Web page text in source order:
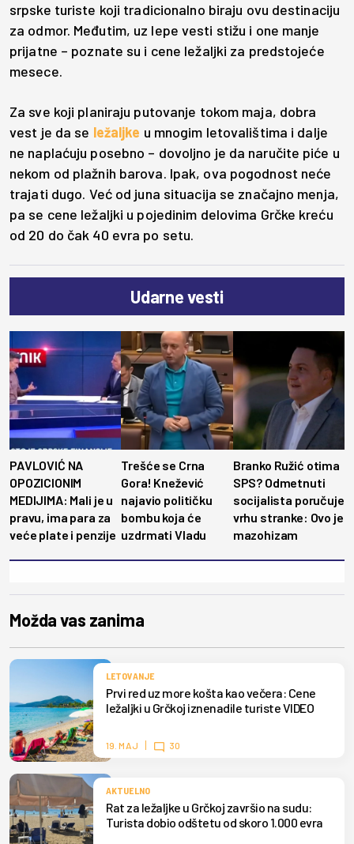
srpske turiste koji tradicionalno biraju ovu destinaciju
za odmor. Međutim, uz lepe vesti stižu i one manje
prijatne – poznate su i cene ležaljki za predstojeće
mesece.
Za sve koji planiraju putovanje tokom maja, dobra
vest je da se ležaljke u mnogim letovalištima i dalje
ne naplaćuju posebno – dovoljno je da naručite piće u
nekom od plažnih barova. Ipak, ova pogodnost neće
trajati dugo. Već od juna situacija se značajno menja,
pa se cene ležaljki u pojedinim delovima Grčke kreću
od 20 do čak 40 evra po setu.
Udarne vesti
PAVLOVIĆ NA
OPOZICIONIM
MEDIJIMA: Mali je u
pravu, ima para za
veće plate i penzije
Trešće se Crna
Gora! Knežević
najavio političku
bombu koja će
uzdrmati Vladu
Branko Ružić otima
SPS? Odmetnuti
socijalista poručuje
vrhu stranke: Ovo je
mazohizam
Možda vas zanima
LETOVANJE
Prvi red uz more košta kao večera: Cene
ležaljki u Grčkoj iznenadile turiste VIDEO
19. MAJ 30
AKTUELNO
Rat za ležaljke u Grčkoj završio na sudu:
Turista dobio odštetu od skoro 1.000 evra